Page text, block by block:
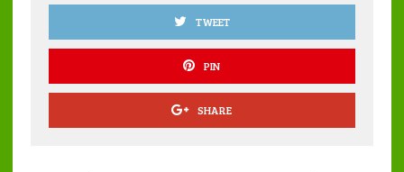
TWEET
PIN
SHARE